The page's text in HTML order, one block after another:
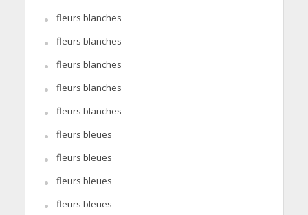
fleurs blanches
fleurs blanches
fleurs blanches
fleurs blanches
fleurs blanches
fleurs bleues
fleurs bleues
fleurs bleues
fleurs bleues